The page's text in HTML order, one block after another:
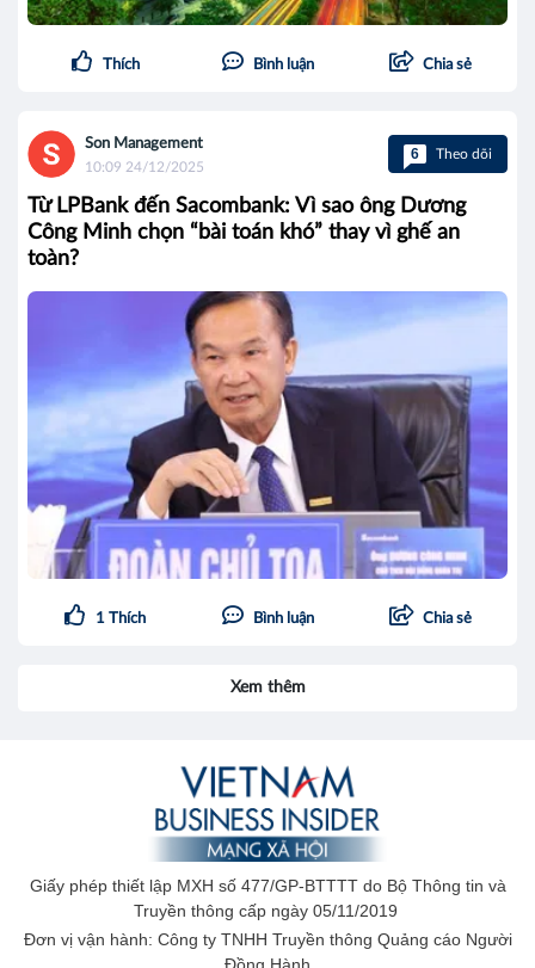
Thích Bình luận Chia sẻ
Son Management
10:09 24/12/2025
6 Theo dõi
Từ LPBank đến Sacombank: Vì sao ông Dương
Công Minh chọn “bài toán khó” thay vì ghế an
toàn?
1 Thích Bình luận Chia sẻ
Xem thêm
Giấy phép thiết lập MXH số 477/GP-BTTTT do Bộ Thông tin và
Truyền thông cấp ngày 05/11/2019
Đơn vị vận hành: Công ty TNHH Truyền thông Quảng cáo Người